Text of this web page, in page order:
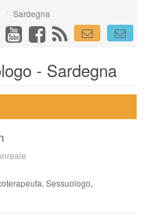
Sardegna
- Sardegna
Sessuologo,